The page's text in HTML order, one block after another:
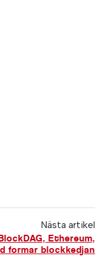
Nästa artikel
Ethereum,
formar blockkedjan